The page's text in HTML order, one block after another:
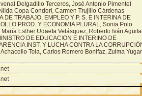
Delgadillo Terceros, José Antonio Pimentel
Copa Condori, Carmen Trujillo Cárdenas
DE TRABAJO, EMPLEO Y P. S. E INTERINA DE
PROD. Y ECONOMIA PLURAL, Sonia Polo
Esther Udaeta Velásquez, Roberto Iván
DE EDUCACION E INTERINO DE
INST. Y LUCHA CONTRA LA
Tola, Carlos Romero Bonifaz, Zulma Yugar